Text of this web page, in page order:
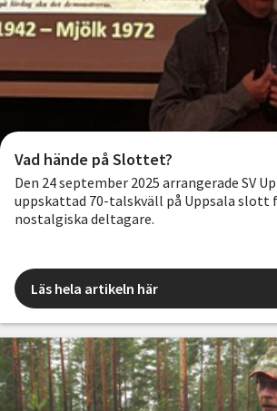
Vad hände på Slottet?
Den 24 september 2025 arrangerade SV
uppskattad 70-talskväll på Uppsala slott
nostalgiska deltagare.
Läs hela artikeln här